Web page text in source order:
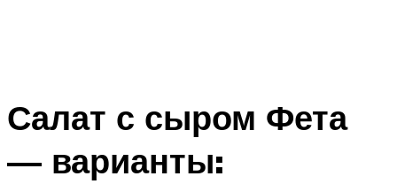
Салат с сыром Фета
— варианты: